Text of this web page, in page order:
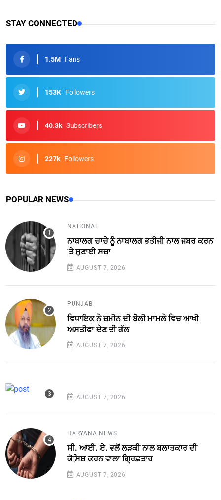
STAY CONNECTED
1.5M Fans
153K Followers
40.3k Subscribers
227k Followers
POPULAR NEWS
NATIONAL
ਨਾਬਾਲਗ ਚਾਚੇ ਨੂੰ ਨਾਬਾਲਗ ਭਤੀਜੀ ਨਾਲ ਜਬਰ ਕਰਨ
'ਤੇ ਸੁਣਾਈ ਸਜ਼ਾ
AUGUST 7, 2026
PUNJAB
ਵਿਧਾਇਕ ਨੇ ਜ਼ਮੀਨ ਦੀ ਬੋਲੀ ਮਾਮਲੇ ਵਿਚ ਆਖੀ
ਅਸਤੀਫਾ ਦੇਣ ਦੀ ਗੱਲ
AUGUST 7, 2026
AUGUST 7, 2026
HARYANA NEWS
ਸੀ. ਆਈ. ਏ. ਵਲੋਂ ਲੜਕੀ ਨਾਲ ਬਲਾਤਕਾਰ ਦੀ
ਕੋਸਿ਼ਸ਼ ਕਰਨ ਵਾਲਾ ਗ੍ਰਿਫ਼ਤਾਰ
AUGUST 7, 2026